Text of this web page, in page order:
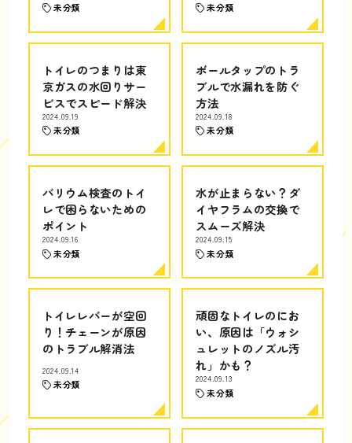
未分類 未分類
トイレのつまりは東
京ガスの水回りサー
ビスでスピード解決
2024.09.19
未分類
ボールタップのトラ
ブルで水漏れを防ぐ
方法
2024.09.18
未分類
バリウム検査のトイ
レで困らないための
ポイント
2024.09.16
未分類
水が止まらない？ダ
イヤフラムの交換で
スムーズ解決
2024.09.15
未分類
トイレレバーが空回
り！チェーンが原因
のトラブル解消法
2024.09.14
未分類
頑固なトイレのにお
い、原因は「ウォシ
ュレットのノズル汚
れ」かも？
2024.09.13
未分類